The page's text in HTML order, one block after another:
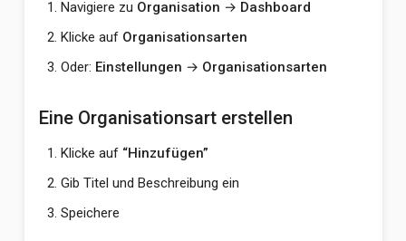
Navigiere zu Organisation → Dashboard
Klicke auf Organisationsarten
Oder: Einstellungen → Organisationsarten
Eine Organisationsart erstellen
Klicke auf “Hinzufügen”
Gib Titel und Beschreibung ein
Speichere